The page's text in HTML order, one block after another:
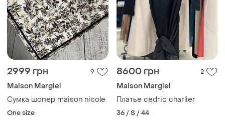
2999 грн 9
Maison Margiel
Сумка шопер maison nicole
One size
8600 грн 2
Maison Margiel
Платье сedric сharlier
36 / S / 44